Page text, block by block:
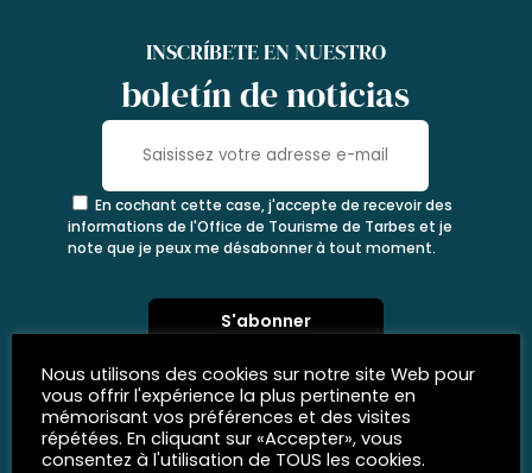
INSCRÍBETE EN NUESTRO
boletín de noticias
En cochant cette case, j'accepte de recevoir des
informations de l'Office de Tourisme de Tarbes et je
note que je peux me désabonner à tout moment.
Nous utilisons des cookies sur notre site Web pour
vous offrir l'expérience la plus pertinente en
mémorisant vos préférences et des visites
répétées. En cliquant sur «Accepter», vous
consentez à l'utilisation de TOUS les cookies.